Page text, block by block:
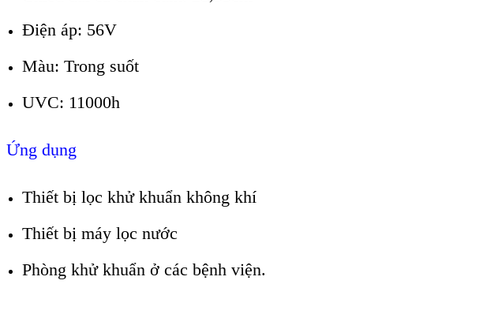
Điện áp: 56V
Màu: Trong suốt
UVC: 11000h
Ứng dụng
Thiết bị lọc khử khuẩn không khí
Thiết bị máy lọc nước
Phòng khử khuẩn ở các bệnh viện.